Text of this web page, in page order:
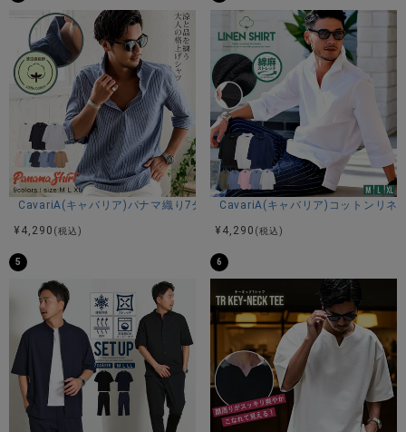
CavariA(キャバリア)パナマ織り7分袖カプリシャツ/全9色
¥ 4,290 (税込)
CavariA(キャバリア)コットンリネ
¥ 4,290 (税込)
5 6